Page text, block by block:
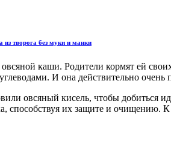
из творога без муки и манки
овсяной каши. Родители кормят ей
И она действительно
овсяный кисель, чтобы добиться
способствуя их защите и очищению.